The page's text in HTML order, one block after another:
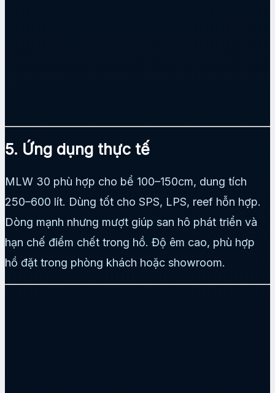
5. Ứng dụng thực tế
MLW 30 phù hợp cho bể 100–150cm, dung tích
250–600 lít. Dùng tốt cho SPS, LPS, reef hỗn hợp.
Dòng mạnh nhưng mượt giúp san hô phát triển và
hạn chế điểm chết trong hồ. Độ êm cao, phù hợp
hồ đặt trong phòng khách hoặc showroom.